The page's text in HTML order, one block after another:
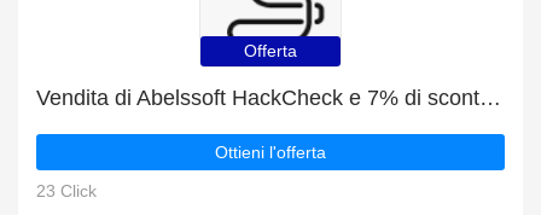
Offerta
Vendita di Abelssoft HackCheck e 7% di sconto sulla liquidazione
Ottieni l'offerta
23 Click